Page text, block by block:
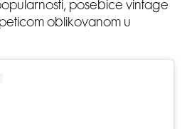
posebice vintage
oblikovanom u